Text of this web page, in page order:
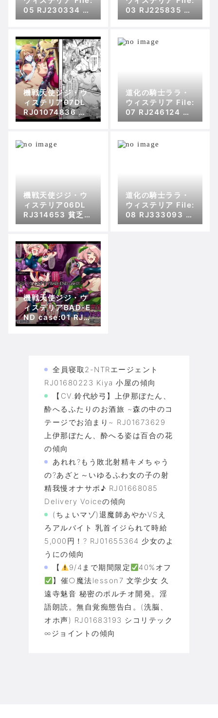
05 RJ230334 貧
乏ゆすり超特急の
03 RJ225835 貧
乏ゆすり超特急の
機戦天使ジジ・ウ
ィステリア07DL
RJ01074836 貧
乏ゆすり超特急の
道化の騎士ララ・
ウィステリア File:
07 RJ246124 貧
乏ゆすり超特急の
機戦天使ジジ・ウ
ィステリア06DL
RJ314653 貧乏ゆ
すり超特急の傾向
道化の騎士ララ・
ウィステリア File:
08 RJ333093 貧
乏ゆすり超特急の
機戦天使ジジ・ウ
ィステリアBAD-E
ND case:01 RJ3
98600 貧乏ゆす
全員寝取2-NTRエージェント
RJ01680223 Kiya 小屋の傾向
【CV.鈴代紗弓】上伊那ぼたん、
酔へるふたりのお酒旅 ~森の中のコ
テージでお泊まり~ RJ01673629
上伊那ぼたん、酔へる姿は百合の花
の傾向
あれれ?もう敗北射精キメちゃう
の?あざと～いゆるふわ女の子の射
精我慢オナサポ♪ RJ01668085
Delivery Voiceの傾向
(ちょいマゾ)退魔師あやかVSえ
ろアルバイト 乳首イジられて時給
5,000円！? RJ01655364 少女のよ
うにの傾向
【
9/4まで期間限定
40%オフ
】催○魔法lesson7 文学少女 久
遠寺魅音 秘密のポルチオ開発。淫
語朗読。無自覚痴態告白。(洗脳、
オホ声) RJ01683193 シコリテック
∞ジョイントの傾向